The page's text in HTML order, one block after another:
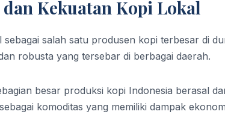
Kekuatan Kopi Lokal
sebagai salah satu produsen kopi terbesar di
robusta yang tersebar di berbagai daerah.
besar produksi kopi Indonesia berasal
komoditas yang memiliki dampak